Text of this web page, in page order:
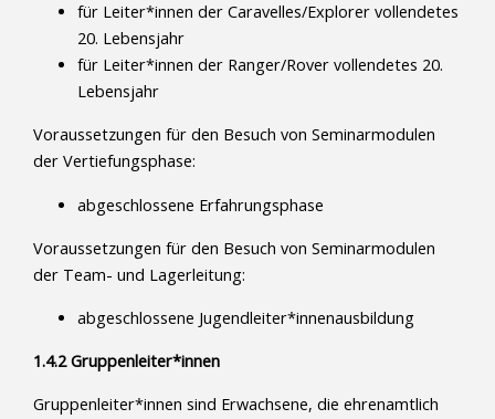
für Leiter*innen der Caravelles/Explorer vollendetes
20. Lebensjahr
für Leiter*innen der Ranger/Rover vollendetes 20.
Lebensjahr
Voraussetzungen für den Besuch von Seminarmodulen
der Vertiefungsphase:
abgeschlossene Erfahrungsphase
Voraussetzungen für den Besuch von Seminarmodulen
der Team- und Lagerleitung:
abgeschlossene Jugendleiter*innenausbildung
1.4.2 Gruppenleiter*innen
Gruppenleiter*innen sind Erwachsene, die ehrenamtlich